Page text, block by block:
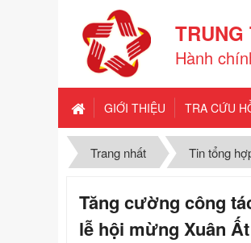
TRUNG
Hành
GIỚI THIỆU TRA CỨU
Trang nhất Tin tổng
Tăng cường công
lễ hội mừng Xuân